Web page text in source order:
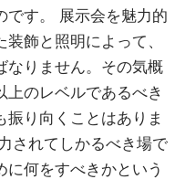
です。 展示会を魅力的
飾と照明によって、
なりません。その気概
上のレベルであるべき
り向くことはありま
されてしかるべき場で
何をすべきかという